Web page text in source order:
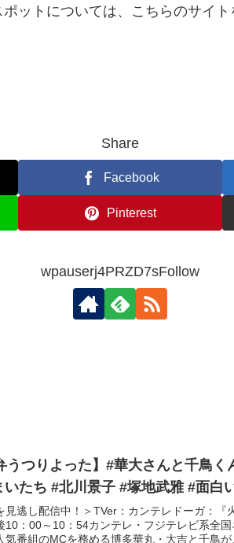
ットについては、こちらのサイト
Share
Facebook
Pinterest
wpauserj4PRZD7sFollow
つりよった】#華大さんと千鳥くん #shorts #博
いたち #北川景子 #塚地武雅 #面白
見逃し配信中！＞TVer：カンテレドーガ：
10：00～10：54カンテレ・フジテレビ系全
気番組のMCを務める博多華丸・大吉と千鳥が